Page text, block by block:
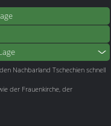
Nachbarland Tschechien schnell
der Frauenkirche, der